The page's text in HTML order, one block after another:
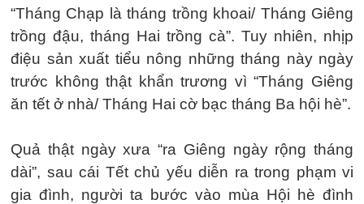
“Tháng Chạp là tháng trồng khoai/ Tháng Giêng
trồng đậu, tháng Hai trồng cà”. Tuy nhiên, nhịp
điệu sản xuất tiểu nông những tháng này ngày
trước không thật khẩn trương vì “Tháng Giêng
ăn tết ở nhà/ Tháng Hai cờ bạc tháng Ba hội hè”.
Quả thật ngày xưa “ra Giêng ngày rộng tháng
dài”, sau cái Tết chủ yếu diễn ra trong phạm vi
gia đình, người ta bước vào mùa Hội hè đình